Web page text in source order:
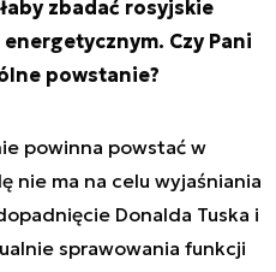
zbadać rosyjskie
Czy Pani
powstanie?
powinna powstać w
nie ma na celu wyjaśniania
Donalda Tuska i
sprawowania funkcji